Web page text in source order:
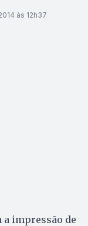
às 12h37
a impressão de